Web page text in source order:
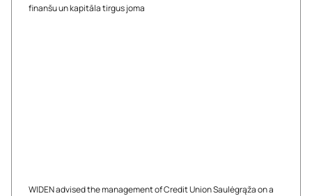
finanšu un kapitāla tirgus joma
WIDEN advised the management of Credit Union Saulėgrąža on a